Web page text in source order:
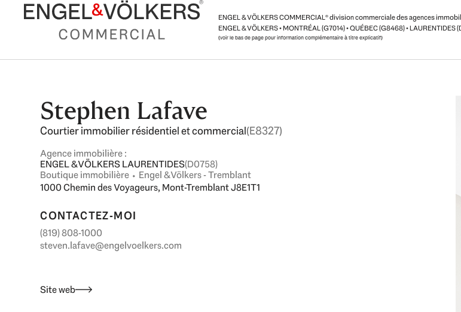
ENGEL & VÖLKERS COMMERCIAL®division commerciale des agences
ENGEL & VÖLKERS • MONTRÉAL (G7014) • QUÉBEC (G8468) •
(voir le bas de page pour information complémentaire à titre explicatif)
Stephen Lafave
Courtier immobilier résidentiel et commercial(E8327)
Agence immobilière :
ENGEL & VÖLKERS LAURENTIDES(D0758)
Boutique immobilière ⬩ Engel & Völkers - Tremblant
1000 Chemin des Voyageurs, Mont-Tremblant J8E1T1
CONTACTEZ-MOI
(819) 808-1000
steven.lafave@engelvoelkers.com
Site web